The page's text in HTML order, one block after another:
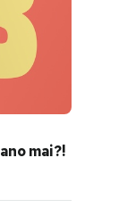
mai?!